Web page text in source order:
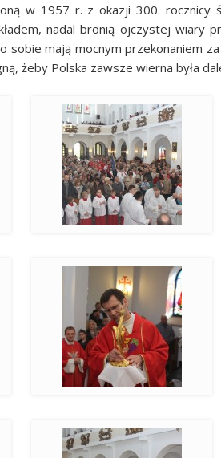
w 1957 r. z okazji 300. rocznicy
nadal bronią ojczystej wiary
sobie mają mocnym przekonaniem
żeby Polska zawsze wierna była